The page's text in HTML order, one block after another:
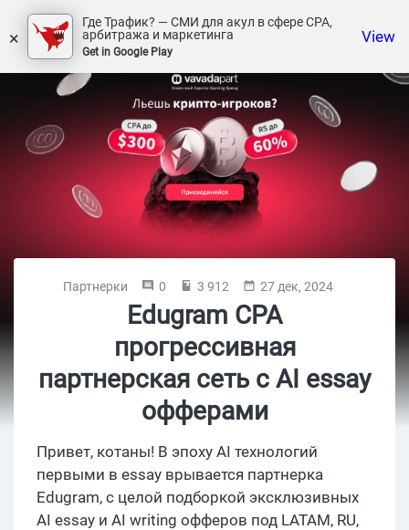
×
Где Трафик? — СМИ для акул в сфере СРА,
арбитража и маркетинга
Get in Google Play
View
Партнерки 0 3 912 27 дек, 2024
Edugram CPA
прогрессивная
партнерская сеть с AI essay
офферами
Привет, котаны! В эпоху AI технологий
первыми в essay врывается партнерка
Edugram, с целой подборкой эксклюзивных
AI essay и AI writing офферов под LATAM, RU,